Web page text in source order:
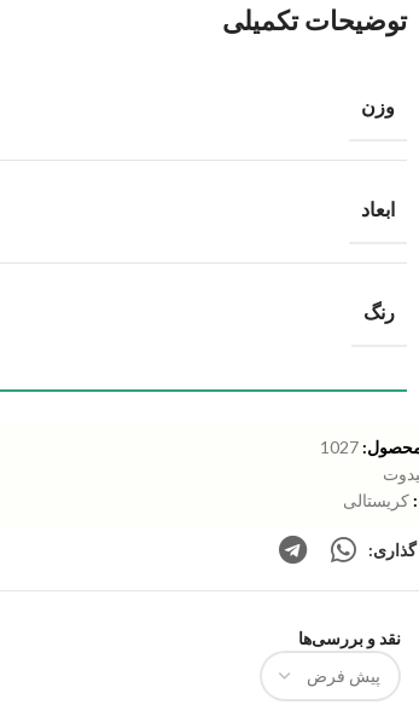
توضیحات تکمیلی
وزن
ابعاد
رنگ
1027
کریستالی
نقد و بررسی‌ها